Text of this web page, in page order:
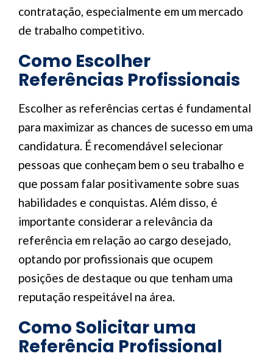
contratação, especialmente em um mercado
de trabalho competitivo.
Como Escolher
Referências Profissionais
Escolher as referências certas é fundamental
para maximizar as chances de sucesso em uma
candidatura. É recomendável selecionar
pessoas que conheçam bem o seu trabalho e
que possam falar positivamente sobre suas
habilidades e conquistas. Além disso, é
importante considerar a relevância da
referência em relação ao cargo desejado,
optando por profissionais que ocupem
posições de destaque ou que tenham uma
reputação respeitável na área.
Como Solicitar uma
Referência Profissional